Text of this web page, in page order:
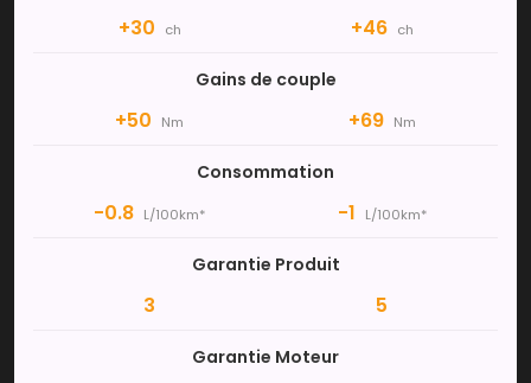
+30 ch +46 ch
Gains de couple
+50 Nm +69 Nm
Consommation
-0.8 L/100km* -1 L/100km*
Garantie Produit
3 5
Garantie Moteur